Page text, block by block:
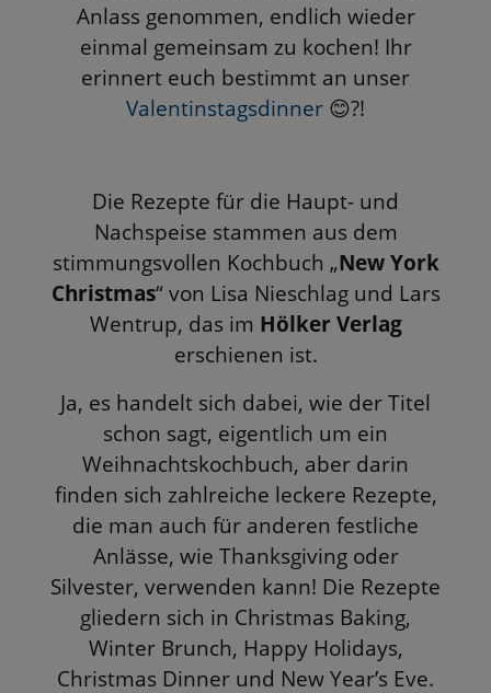
Anlass genommen, endlich wieder
einmal gemeinsam zu kochen! Ihr
erinnert euch bestimmt an unser
Valentinstagsdinner 😊?!
Die Rezepte für die Haupt- und
Nachspeise stammen aus dem
stimmungsvollen Kochbuch „New York
Christmas“ von Lisa Nieschlag und Lars
Wentrup, das im Hölker Verlag
erschienen ist.
Ja, es handelt sich dabei, wie der Titel
schon sagt, eigentlich um ein
Weihnachtskochbuch, aber darin
finden sich zahlreiche leckere Rezepte,
die man auch für anderen festliche
Anlässe, wie Thanksgiving oder
Silvester, verwenden kann! Die Rezepte
gliedern sich in Christmas Baking,
Winter Brunch, Happy Holidays,
Christmas Dinner und New Year’s Eve.